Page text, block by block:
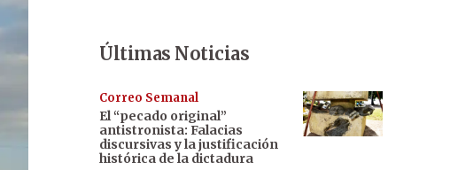
Últimas Noticias
Correo Semanal
El “pecado original”
antistronista: Falacias
discursivas y la justificación
histórica de la dictadura